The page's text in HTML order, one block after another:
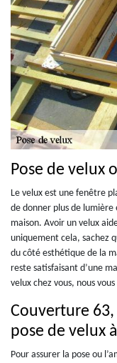
Pose de velux
Le velux est une fenêtre
de donner plus de
maison. Avoir un velux
uniquement cela, sachez
du côté esthétique de la
reste satisfaisant d’une
velux chez vous, nous
Couverture
pose de velux
Pour assurer la pose ou